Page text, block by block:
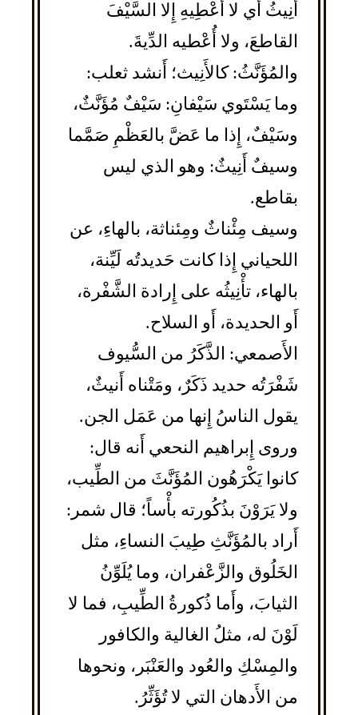
أَنِيثُ أَي لا أُعْطِيهِ إِلا السَّيْفَ
القاطعَ، ولا أُعْطيه الدِّيةَ.
والمُؤَنَّثُ: كالأَنِيث؛ أَنشد ثعلب:
وما يَسْتَوي سَيْفانِ: سَيْفٌ مُؤَنَّثٌ،
وسَيْفٌ، إِذا ما عَضَّ بالعَظْمِ صَمَّما
وسيفٌ أَنِيثٌ: وهو الذي ليس
بقاطع.
وسيف مِئْناثٌ ومِئناثة، بالهاءِ، عن
اللحياني إِذا كانت حَديدتُه لَيِّنة،
بالهاء، تأْنِيثُه على إِرادة الشَّفْرة،
أَو الحديدة، أَو السلاح.
الأَصمعي: الذَّكَرُ من السُّيوف
شَفْرَتُه حديد ذَكَرٌ، ومَتْناه أَنيثٌ،
يقول الناسُ إِنها من عَمَل الجن.
وروى إِبراهيم النحعي أَنه قال:
كانوا يَكْرَهُون المُؤَنَّثَ من الطِّيب،
ولا يَرَوْنَ بذُكُورته بأْساً؛ قال شمر:
أَراد بالمُؤَنَّثِ طِيبَ النساءِ، مثل
الخَلُوق والزَّعْفران، وما يُلَوِّنُ
الثيابَ، وأَما ذُكورةُ الطِّيبِ، فما لا
لَوْنَ له، مثلُ الغالية والكافور
والمِسْكِ والعُود والعَنْبَر، ونحوها
من الأَدهان التي لا تُؤَثِّرُ.